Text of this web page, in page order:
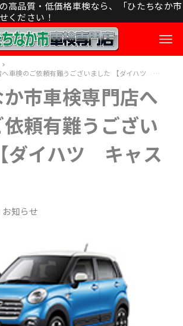
高品質・低価格車検なら、「ひたちなか市
ください！
ひたちなか市車検専門店へ車検のご依頼有難うございました 【ダイハツ キャスト】
市車検専門店へ
頼有難うござい
ダイハツ キャス
お知らせ